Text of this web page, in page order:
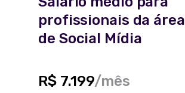
R$ 7.199/mês
profissionais da área
de Social Mídia